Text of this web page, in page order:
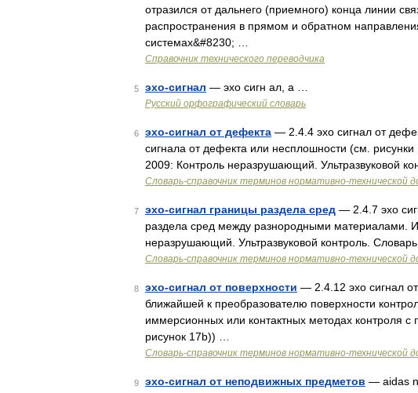
отразился от дальнего (приемного) конца линии
распространения в прямом и обратном
системах&#8230; …
Справочник технического переводчика
5 эхо-сигнал — эхо сигн ал, а …
Русский орфографический словарь
6 эхо-сигнал от дефекта — 2.4.4 эхо сигнал от
сигнала от дефекта или несплошности (см.
2009: Контроль неразрушающий. Ультразвуковой
Словарь-справочник терминов нормативно-технической
7 эхо-сигнал границы раздела сред — 2.4.7 эхо
раздела сред между разнородными материалами.
неразрушающий. Ультразвуковой контроль.
Словарь-справочник терминов нормативно-технической
8 эхо-сигнал от поверхности — 2.4.12 эхо сигнал
ближайшей к преобразователю поверхности
иммерсионных или контактных методах контроля с
рисунок 17b)) …
Словарь-справочник терминов нормативно-технической
9 эхо-сигнал от неподвижных предметов — aidas